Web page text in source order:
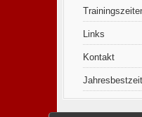
Links
Kontakt